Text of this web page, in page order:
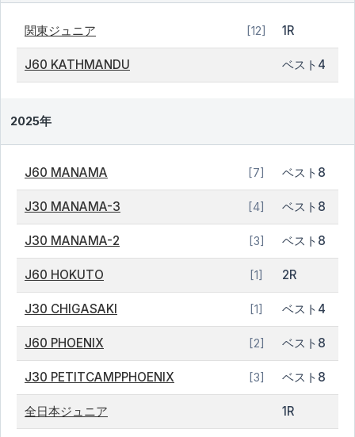
関東ジュニア [12] 1R
J60 KATHMANDU ベスト4
2025年
J60 MANAMA [7] ベスト8
J30 MANAMA-3 [4] ベスト8
J30 MANAMA-2 [3] ベスト8
J60 HOKUTO [1] 2R
J30 CHIGASAKI [1] ベスト4
J60 PHOENIX [2] ベスト8
J30 PETITCAMPPHOENIX [3] ベスト8
全日本ジュニア 1R